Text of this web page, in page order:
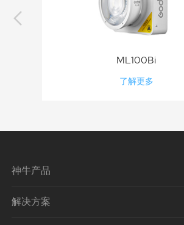
ML100Bi
了解更多
神牛产品
解决方案